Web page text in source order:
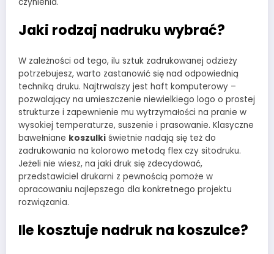
Jaki rodzaj nadruku wybrać?
W zależności od tego, ilu sztuk zadrukowanej odzieży
potrzebujesz, warto zastanowić się nad odpowiednią
techniką druku. Najtrwalszy jest haft komputerowy –
pozwalający na umieszczenie niewielkiego logo o prostej
strukturze i zapewnienie mu wytrzymałości na pranie w
wysokiej temperaturze, suszenie i prasowanie. Klasyczne
bawełniane koszulki świetnie nadają się też do
zadrukowania na kolorowo metodą flex czy sitodruku.
Jeżeli nie wiesz, na jaki druk się zdecydować,
przedstawiciel drukarni z pewnością pomoże w
opracowaniu najlepszego dla konkretnego projektu
rozwiązania.
Ile kosztuje nadruk na koszulce?